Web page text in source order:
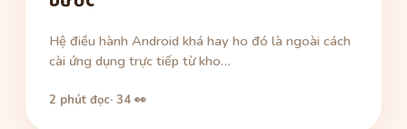
Hệ điều hành Android khá hay ho đó là ngoài cách
cài ứng dụng trực tiếp từ kho…
2 phút đọc· 34 👀